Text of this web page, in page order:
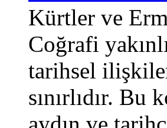
Kürtler ve
Coğrafi
tarihsel
sınırlıdır. Bu